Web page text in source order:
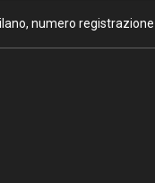
numero